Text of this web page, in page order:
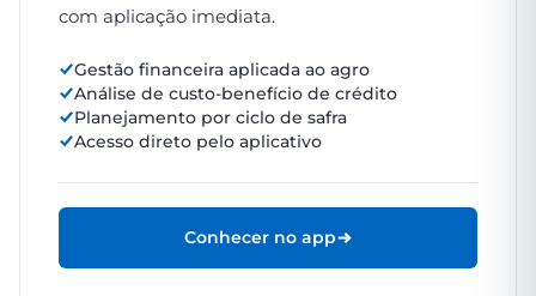
com aplicação imediata.
Gestão financeira aplicada ao agro
Análise de custo-benefício de crédito
Planejamento por ciclo de safra
Acesso direto pelo aplicativo
Conhecer no app